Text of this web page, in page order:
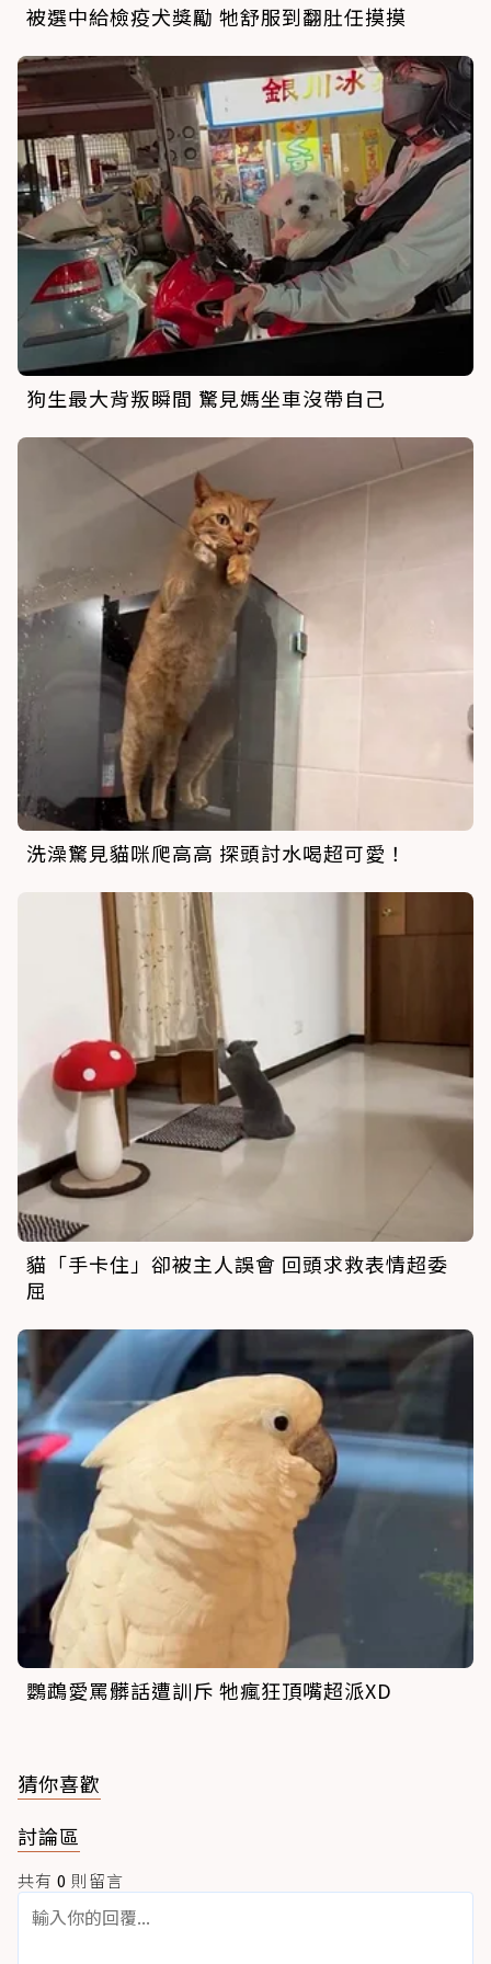
被選中給檢疫犬獎勵 牠舒服到翻肚任摸摸
狗生最大背叛瞬間 驚見媽坐車沒帶自己
洗澡驚見貓咪爬高高 探頭討水喝超可愛！
貓「手卡住」卻被主人誤會 回頭求救表情超委
屈
鸚鵡愛罵髒話遭訓斥 牠瘋狂頂嘴超派XD
猜你喜歡
討論區
共有 0 則留言